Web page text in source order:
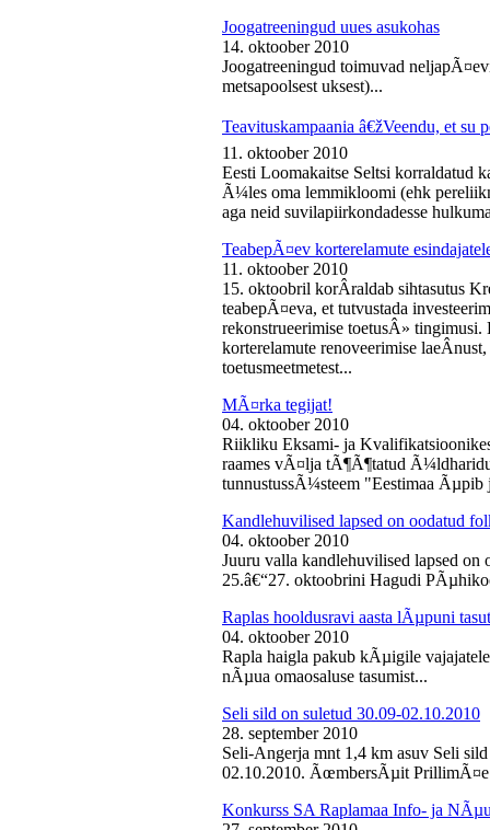
Joogatreeningud uues asukohas
14. oktoober 2010
Joogatreeningud toimuvad
metsapoolsest uksest)...
Teavituskampaania â€žVeendu, et su
11. oktoober 2010
Eesti Loomakaitse Seltsi korraldatud
Ã¼les oma lemmikloomi (ehk
aga neid suvilapiirkondadesse
TeabepÃ¤ev korterelamute
11. oktoober 2010
15. oktoobril korÂ­raldab sihtasutus
teabepÃ¤eva, et tutvustada
rekonstrueerimise toetusÂ»
korterelamute renoveerimise
toetusmeetmetest...
MÃ¤rka tegijat!
04. oktoober 2010
Riikliku Eksami- ja
raames vÃ¤lja tÃ¶Ã¶tatud
tunnustussÃ¼steem "Eestimaa
Kandlehuvilised lapsed on oodatud
04. oktoober 2010
Juuru valla kandlehuvilised lapsed
25.â€“27. oktoobrini Hagudi
Raplas hooldusravi aasta lÃµpuni
04. oktoober 2010
Rapla haigla pakub kÃµigile
nÃµua omaosaluse tasumist...
Seli sild on suletud 30.09-02.10.2010
28. september 2010
Seli-Angerja mnt 1,4 km asuv Seli
02.10.2010. ÃœmbersÃµit
Konkurss SA Raplamaa Info- ja